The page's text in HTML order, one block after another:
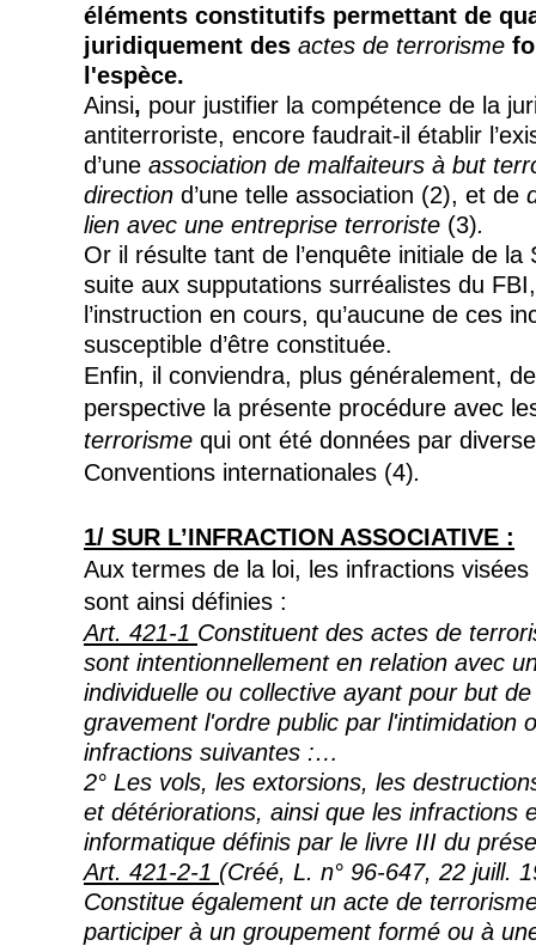
éléments constitutifs permettant de
juridiquement des actes de terrorisme
l'espèce.
Ainsi, pour justifier la compétence de la
antiterroriste, encore faudrait-il établir
d’une association de malfaiteurs à but
direction d’une telle association (2), et de
lien avec une entreprise terroriste (3).
Or il résulte tant de l’enquête initiale de la
suite aux supputations surréalistes du
l’instruction en cours, qu’aucune de ces
susceptible d’être constituée.
Enfin, il conviendra, plus généralement,
perspective la présente procédure avec
terrorisme qui ont été données par
Conventions internationales (4).
1/ SUR L’INFRACTION ASSOCIATIVE :
Aux termes de la loi, les infractions
sont ainsi définies :
Art. 421-1 Constituent des actes de
sont intentionnellement en relation avec
individuelle ou collective ayant pour but
gravement l'ordre public par l'intimidation
infractions suivantes :…
2° Les vols, les extorsions, les
et détériorations, ainsi que les infractions
informatique définis par le livre III du
Art. 421-2-1 (Créé, L. n° 96-647, 22 juill.
Constitue également un acte de
participer à un groupement formé ou à